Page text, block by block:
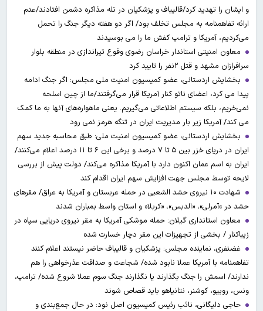
و ایشان را تهدید کرد/قالیباف و پزشکیان در تله مذاکره دشمن افتادند/عدم
ارائه تفاهمنامه به مجلس تخلف بود/ اگر دو هفته دیگر جنگ را تحمل
می‌کردیم، آمریکا و ترامپ کفش ما را می بوسیدند
معاون امنیتی استاندار خراسان رضوی وقوع تیراندازی در منطقه بلوار
سرافرازان مشهد و قتل ۲نفر را تایید کرد
بخشایش اردستانی، عضو کمیسیون امنیت ملی مجلس: اگر جنگ ادامه
پیدا می کرد، اعضای ناتو کنار آمریکا قرار می‌گرفتند/ما از چین اسلحه
نمی‌خریم، بلکه سیستم اطلاعاتی می‌گیریم. یعنی ماهواره‌های آنها به ما کمک
می کند/ آمریکا زیر بار مدیریت ایران در تنگه هرمز نمی رود
بخشایش اردستانی، عضو کمیسیون امنیت ملی: طبق محاسبه جدید سهم
ایران در دریای خزر بین ۵ تا ۷ درصد و برخی این ۶ تا ۱۱ درصد اعلام می‌کنند/
ایران به اسم عمان اکنون دارد با آمریکا مذاکره می‌کند/ دولت پیش از بررسی
لایحه توسط مجلس جهت افزایش سهم ایران اقدام کند
شهادت ۱۰ نیروی حشد الشعبی در حمله عربستان و آمریکا به عراق/ مقرهای
حشد در »آمرلی»، «الدبس»، «کربلا« و استان واسط بمباران شدند
معاون استانداری گیلان: حمله موشکی آمریکا به مقر نیروی دریایی سپاه در
زیباکنار / بخشی از تجهیزات این مقر دچار خسارت شده
غضنفری، نماینده مجلس: پزشکیان و قالیباف حاضر نیستند اعلام کنند
تفاهمنامه با آمریکا عملا نابود شده/ شجاعت و صداقت عذرخواهی را هم
ندارند/ اسمش را جنگ بگذارند یا نگذارند جنگ سوم عملا شروع شده/ ترامپ،
ونس، روبیو، کوشنر، نتانیاهو باید قصاص شوند
حاجی دلیگانی، نائب رئیس کمیسیون اصل نود: در حال جمع‌بندی و